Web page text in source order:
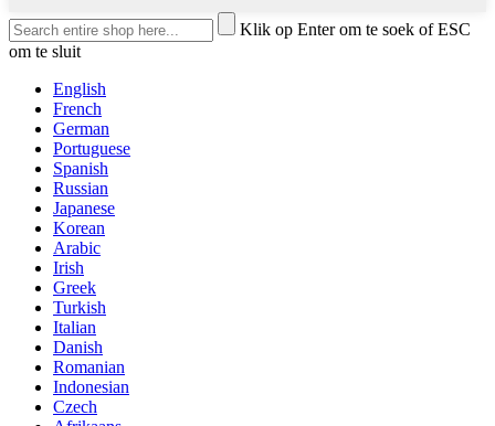
Klik op Enter om te soek of ESC
om te sluit
English
French
German
Portuguese
Spanish
Russian
Japanese
Korean
Arabic
Irish
Greek
Turkish
Italian
Danish
Romanian
Indonesian
Czech